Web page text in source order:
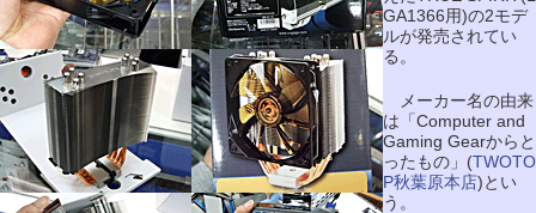
GA1366用)の2モデ
ルが発売されてい
る。
メーカー名の由来
は「Computer and
Gaming Gearからと
ったもの」(TWOTO
P秋葉原本店)とい
う。